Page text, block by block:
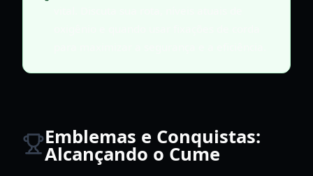
Emblemas e Conquistas:
Alcançando o Cume